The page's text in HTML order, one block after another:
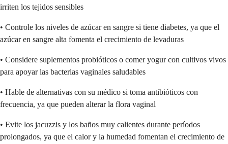
irriten los tejidos sensibles
• Controle los niveles de azúcar en sangre si tiene diabetes, ya que el
azúcar en sangre alta fomenta el crecimiento de levaduras
• Considere suplementos probióticos o comer yogur con cultivos vivos
para apoyar las bacterias vaginales saludables
• Hable de alternativas con su médico si toma antibióticos con
frecuencia, ya que pueden alterar la flora vaginal
• Evite los jacuzzis y los baños muy calientes durante períodos
prolongados, ya que el calor y la humedad fomentan el crecimiento de